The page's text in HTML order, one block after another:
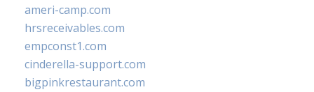
ameri-camp.com
hrsreceivables.com
empconst1.com
cinderella-support.com
bigpinkrestaurant.com